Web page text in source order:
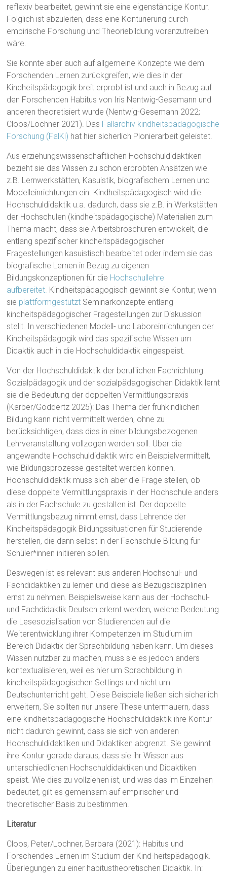
reflexiv bearbeitet, gewinnt sie eine eigenständige Kontur.
Folglich ist abzuleiten, dass eine Konturierung durch
empirische Forschung und Theoriebildung voranzutreiben
wäre.
Sie könnte aber auch auf allgemeine Konzepte wie dem
Forschenden Lernen zurückgreifen, wie dies in der
Kindheitspädagogik breit erprobt ist und auch in Bezug auf
den Forschenden Habitus von Iris Nentwig-Gesemann und
anderen theoretisiert wurde (Nentwig-Gesemann 2022;
Cloos/Lochner 2021). Das Fallarchiv kindheitspädagogische
Forschung (FalKi) hat hier sicherlich Pionierarbeit geleistet.
Aus erziehungswissenschaftlichen Hochschuldidaktiken
bezieht sie das Wissen zu schon erprobten Ansätzen wie
z.B. Lernwerkstätten, Kasuistik, biografischem Lernen und
Modelleinrichtungen ein. Kindheitspädagogisch wird die
Hochschuldidaktik u.a. dadurch, dass sie z.B. in Werkstätten
der Hochschulen (kindheitspädagogische) Materialien zum
Thema macht, dass sie Arbeitsbroschüren entwickelt, die
entlang spezifischer kindheitspädagogischer
Fragestellungen kasuistisch bearbeitet oder indem sie das
biografische Lernen in Bezug zu eigenen
Bildungskonzeptionen für die Hochschullehre
aufbereitet. Kindheitspädagogisch gewinnt sie Kontur, wenn
sie plattformgestützt Seminarkonzepte entlang
kindheitspädagogischer Fragestellungen zur Diskussion
stellt. In verschiedenen Modell- und Laboreinrichtungen der
Kindheitspädagogik wird das spezifische Wissen um
Didaktik auch in die Hochschuldidaktik eingespeist.
Von der Hochschuldidaktik der beruflichen Fachrichtung
Sozialpädagogik und der sozialpädagogischen Didaktik lernt
sie die Bedeutung der doppelten Vermittlungspraxis
(Karber/Göddertz 2025): Das Thema der frühkindlichen
Bildung kann nicht vermittelt werden, ohne zu
berücksichtigen, dass dies in einer bildungsbezogenen
Lehrveranstaltung vollzogen werden soll. Über die
angewandte Hochschuldidaktik wird ein Beispielvermittelt,
wie Bildungsprozesse gestaltet werden können.
Hochschuldidaktik muss sich aber die Frage stellen, ob
diese doppelte Vermittlungspraxis in der Hochschule anders
als in der Fachschule zu gestalten ist. Der doppelte
Vermittlungsbezug nimmt ernst, dass Lehrende der
Kindheitspädagogik Bildungssituationen für Studierende
herstellen, die dann selbst in der Fachschule Bildung für
Schüler*innen initiieren sollen.
Deswegen ist es relevant aus anderen Hochschul- und
Fachdidaktiken zu lernen und diese als Bezugsdisziplinen
ernst zu nehmen. Beispielsweise kann aus der Hochschul-
und Fachdidaktik Deutsch erlernt werden, welche Bedeutung
die Lesesozialisation von Studierenden auf die
Weiterentwicklung ihrer Kompetenzen im Studium im
Bereich Didaktik der Sprachbildung haben kann. Um dieses
Wissen nutzbar zu machen, muss sie es jedoch anders
kontextualisieren, weil es hier um Sprachbildung in
kindheitspädagogischen Settings und nicht um
Deutschunterricht geht. Diese Beispiele ließen sich sicherlich
erweitern, Sie sollten nur unsere These untermauern, dass
eine kindheitspädagogische Hochschuldidaktik ihre Kontur
nicht dadurch gewinnt, dass sie sich von anderen
Hochschuldidaktiken und Didaktiken abgrenzt. Sie gewinnt
ihre Kontur gerade daraus, dass sie ihr Wissen aus
unterschiedlichen Hochschuldidaktiken und Didaktiken
speist. Wie dies zu vollziehen ist, und was das im Einzelnen
bedeutet, gilt es gemeinsam auf empirischer und
theoretischer Basis zu bestimmen.
Literatur
Cloos, Peter/Lochner, Barbara (2021): Habitus und
Forschendes Lernen im Studium der Kind-heitspädagogik.
Überlegungen zu einer habitustheoretischen Didaktik. In: